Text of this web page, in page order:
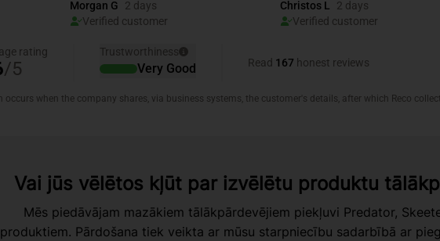
Vai jūs vēlētos kļūt par izvēlētu produktu
Mēs piedāvājam mazākiem tālākpārdevējiem piekļuvi Predator,
produktiem. Pārdošana tiek veikta ar mūsu starpniecību sadarbībā ar